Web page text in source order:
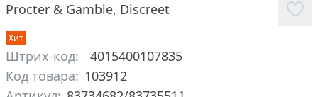
Procter & Gamble, Discreet
Хит
Штрих-код:
4015400107835
Код товара: 103912